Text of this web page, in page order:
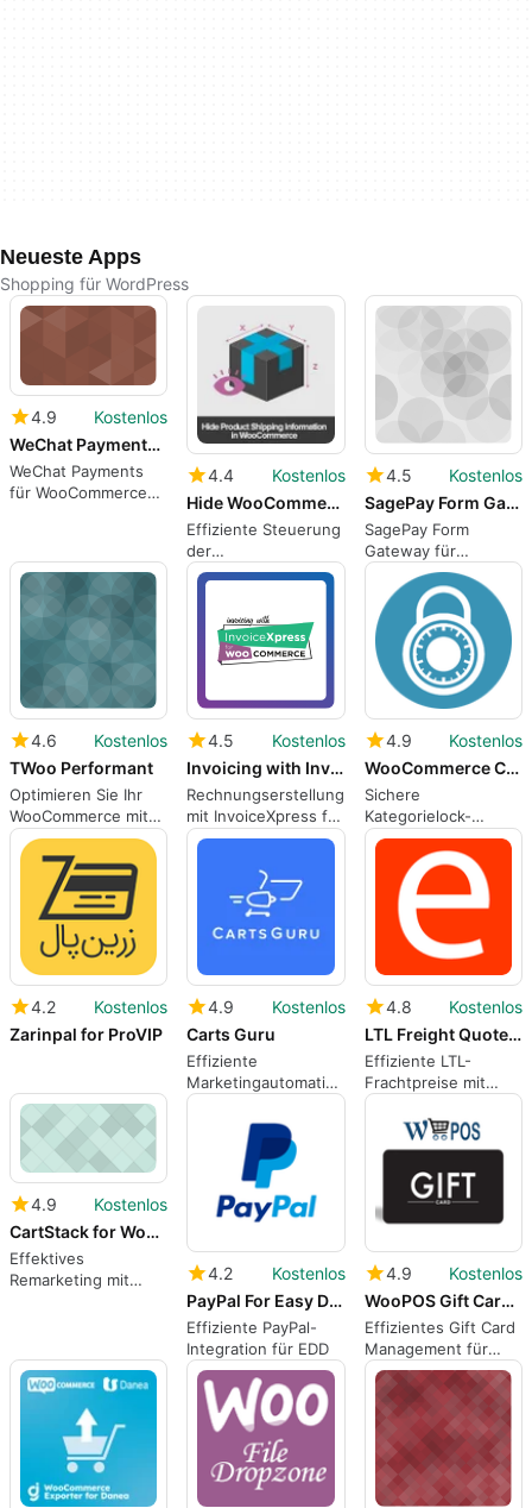
Neueste Apps
Shopping für WordPress
4.9
Kostenlos
WeChat Payments for WooCommerce
WeChat Payments
für WooCommerce
4.4
Kostenlos
Hide WooCommerce Product Shipping Info
Effiziente Steuerung
der
Versandinformationen
4.5
Kostenlos
SagePay Form Gateway for WooCommerce
SagePay Form
Gateway für
WooCommerce:
Einfaches Bezahlen
4.6
Kostenlos
TWoo Performant
Optimieren Sie Ihr
WooCommerce mit
TWoo Performant
4.5
Kostenlos
Invoicing with InvoiceXpress for WooCommerce 8211 Free
Rechnungserstellung
mit InvoiceXpress für
WooCommerce
4.9
Kostenlos
WooCommerce Category Locker
Sichere
Kategorielock-
Funktion für
WooCommerce
4.2
Kostenlos
Zarinpal for ProVIP
4.9
Kostenlos
Carts Guru
Effiziente
Marketingautomatisierung
für E-Commerce
4.8
Kostenlos
LTL Freight Quotes 8211 Worldwide Express Edition
Effiziente LTL-
Frachtpreise mit
Worldwide Express
4.9
Kostenlos
CartStack for WooCommerce
Effektives
Remarketing mit
4.2
Kostenlos
PayPal For Easy Digital Downloads EDD
Effiziente PayPal-
Integration für EDD
4.9
Kostenlos
WooPOS Gift Cards for WooCommerce
Effizientes Gift Card
Management für
WooCommerce